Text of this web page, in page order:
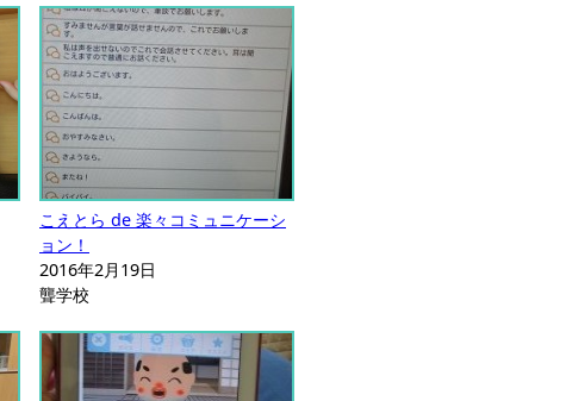
こえとら de 楽々コミュニケーシ
ョン！
2016年2月19日
聾学校